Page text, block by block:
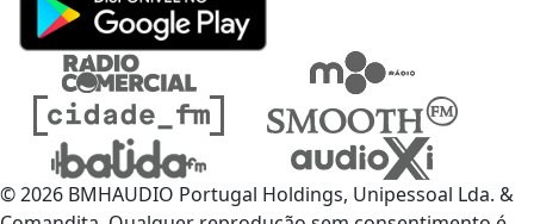
© 2026 BMHAUDIO Portugal Holdings, Unipessoal Lda. &